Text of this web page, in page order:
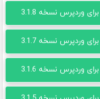
وردپرس نسخه 3.1.8
وردپرس نسخه 3.1.7
وردپرس نسخه 3.1.6